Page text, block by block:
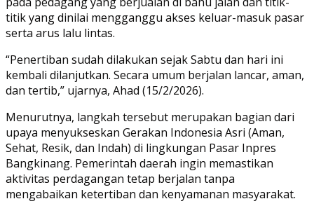
titik yang dinilai mengganggu akses keluar-masuk pasar
serta arus lalu lintas.
“Penertiban sudah dilakukan sejak Sabtu dan hari ini
kembali dilanjutkan. Secara umum berjalan lancar, aman,
dan tertib,” ujarnya, Ahad (15/2/2026).
Menurutnya, langkah tersebut merupakan bagian dari
upaya menyukseskan Gerakan Indonesia Asri (Aman,
Sehat, Resik, dan Indah) di lingkungan Pasar Inpres
Bangkinang. Pemerintah daerah ingin memastikan
aktivitas perdagangan tetap berjalan tanpa
mengabaikan ketertiban dan kenyamanan masyarakat.